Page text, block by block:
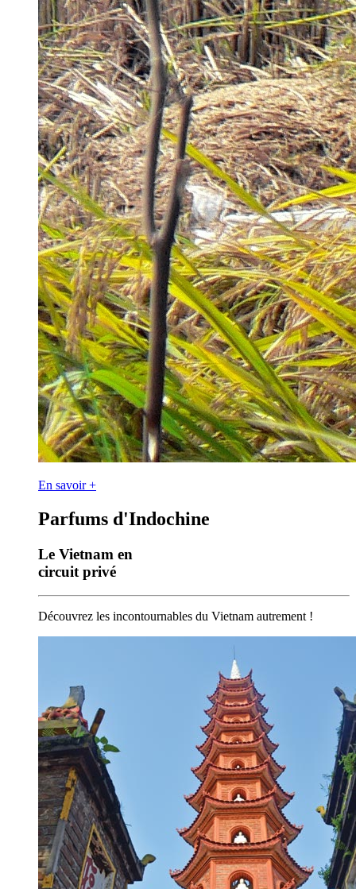
En savoir +
Parfums d'Indochine
Le Vietnam en
circuit privé
Découvrez les incontournables du Vietnam autrement !